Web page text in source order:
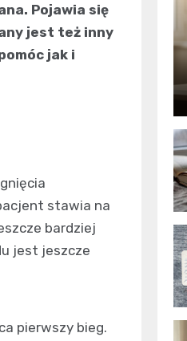
Pojawia się
jest też inny
jak i
stawia na
bardziej
jest jeszcze
pierwszy bieg.